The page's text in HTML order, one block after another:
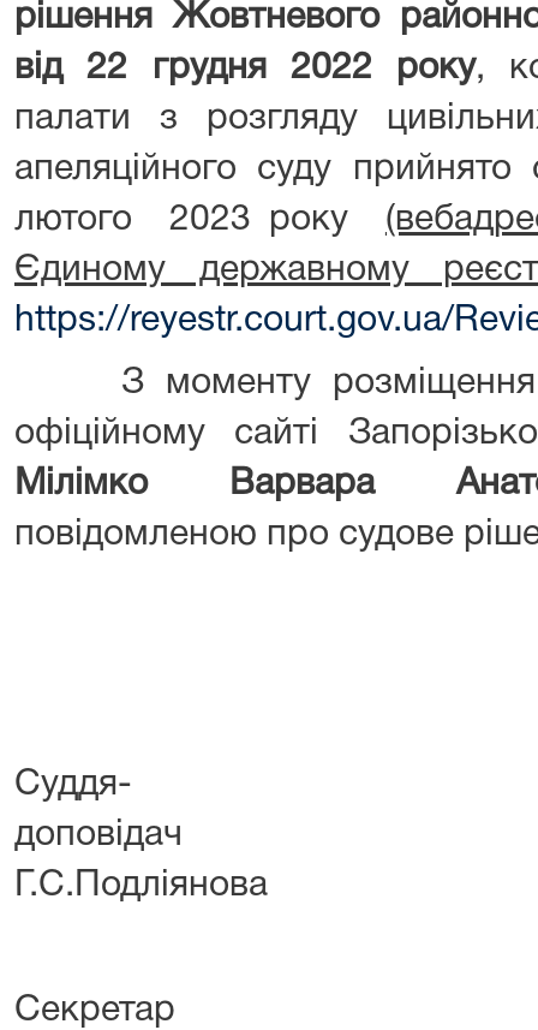
рішення Жовтневого
від 22 грудня 2022 року,
палати з розгляду
апеляційного суду
лютого 2023 року
Єдиному державному
https://reyestr.court.gov.ua/
З моменту розміщення
офіційному сайті
Мілімко Варвара
повідомленою про судове
Суддя-
Г.С.Подліянова
Секретар